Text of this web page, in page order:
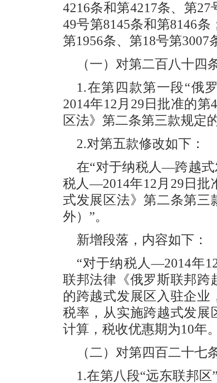
4216条和第4217条、第
49号第8145条和第8146
第1956条、第18号第3007
（一）对第二百八十四
1.在第四款第一段“俄
2014年12月29日批准的第
区法》第二条第三款规定
2.对第五款修改如下：
在“对于纳税人—跨越式
税人—2014年12月29日批
式发展区法》第二条第三
外） ”。
新增段落，内容如下：
“对于纳税人—2014年
联邦法律《俄罗斯联邦跨
的跨越式发展区入驻企业
税率，从实施跨越式发展
计算，税收优惠期为10年
（二）对第四百二十七
1.在第八段“远东联邦